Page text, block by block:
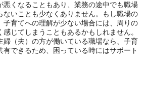
悪くなることもあり、業務の途中でも職場
ないことも少なくありません。もし職場の
子育てへの理解が少ない場合には、周りの
じてしまうこともあるかもしれません。
婦（夫）の方が働いている職場なら、子育
有できるため、困っている時にはサポート